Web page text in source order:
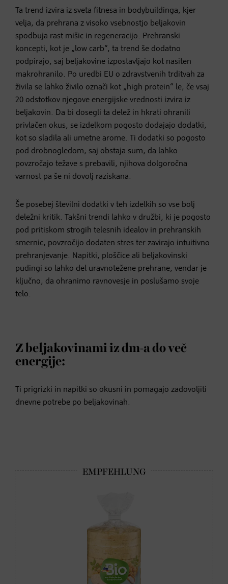
Ta trend izvira iz sveta fitnesa in bodybuildinga, kjer
velja, da prehrana z visoko vsebnostjo beljakovin
spodbuja rast mišic in regeneracijo. Prehranski
koncepti, kot je „low carb“, ta trend še dodatno
podpirajo, saj beljakovine izpostavljajo kot nasiten
makrohranilo. Po uredbi EU o zdravstvenih trditvah za
živila se lahko živilo označi kot „high protein“ le, če vsaj
20 odstotkov njegove energijske vrednosti izvira iz
beljakovin. Da bi dosegli ta delež in hkrati ohranili
privlačen okus, se izdelkom pogosto dodajajo dodatki,
kot so sladila ali umetne arome. Ti dodatki so pogosto
pod drobnogledom, saj obstaja sum, da lahko
povzročajo težave s prebavili, njihova dolgoročna
varnost pa še ni dovolj raziskana.
Še posebej številni dodatki v teh izdelkih so vse bolj
deležni kritik. Takšni trendi lahko v družbi, ki je pogosto
pod pritiskom strogih telesnih idealov in prehranskih
smernic, povzročijo dodaten stres ter zavirajo intuitivno
prehranjevanje. Napitki, ploščice ali beljakovinski
pudingi so lahko del uravnotežene prehrane, vendar je
ključno, da ohranimo ravnovesje in poslušamo svoje
telo.
Z beljakovinami iz dm-a do več
energije:
Ti prigrizki in napitki so okusni in pomagajo zadovoljiti
dnevne potrebe po beljakovinah.